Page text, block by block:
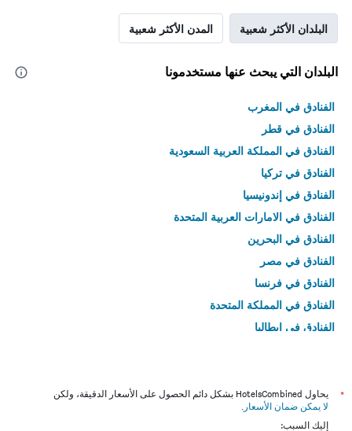
البلدان الأكثر شعبية المدن الأكثر شعبية
البلدان التي يبحث عنها مستخدمونا
الفنادق في المغرب
الفنادق في قطر
الفنادق في المملكة العربية السعودية
الفنادق في تركيا
الفنادق في إندونيسيا
الفنادق في الامارات العربية المتحدة
الفنادق في البحرين
الفنادق في مصر
الفنادق في فرنسا
الفنادق في المملكة المتحدة
الفنادق في إيطاليا
*
يحاول HotelsCombined بشكل دائم الحصول على الأسعار الدقيقة، ولكن
لا يمكن ضمان الأسعار .
إليك السبب: